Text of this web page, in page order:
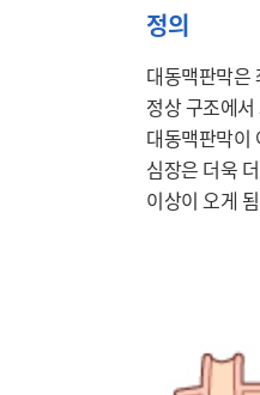
정의
대동맥판막은
정상 구조에
대동맥판막이
심장은 더욱
이상이 오게